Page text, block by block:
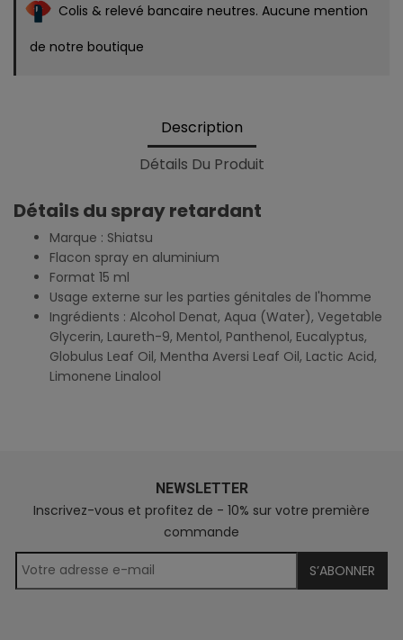
Colis & relevé bancaire neutres. Aucune mention
de notre boutique
Description
Détails Du Produit
Détails du spray retardant
Marque : Shiatsu
Flacon spray en aluminium
Format 15 ml
Usage externe sur les parties génitales de l'homme
Ingrédients : Alcohol Denat, Aqua (Water), Vegetable
Glycerin, Laureth-9, Mentol, Panthenol, Eucalyptus,
Globulus Leaf Oil, Mentha Aversi Leaf Oil, Lactic Acid,
Limonene Linalool
NEWSLETTER
Inscrivez-vous et profitez de - 10% sur votre première
commande
S’ABONNER